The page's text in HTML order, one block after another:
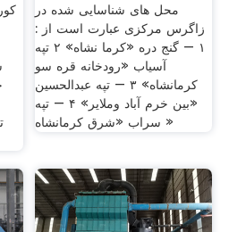
محل های شناسایی شده در
زاگرس مرکزی عبارت است از :
۱ – گنج دره «کرما نشاه» ۲ تپه
آسیاب «رودخانه قره سو
کرمانشاه» ۳ – تپه عبدالحسین
«بین خرم آباد وملایر» ۴ – تپه
سراب «شرق کرمانشاه »